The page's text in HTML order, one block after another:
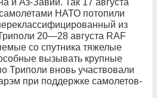
НАТО потопили
из
20—28 августа RAF
со спутника тяжелые
вызывать крупные
Триполи вновь участвовали
при поддержке самолетов-